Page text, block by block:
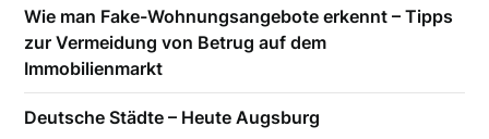
Wie man Fake-Wohnungsangebote erkennt – Tipps
zur Vermeidung von Betrug auf dem
Immobilienmarkt
Deutsche Städte – Heute Augsburg